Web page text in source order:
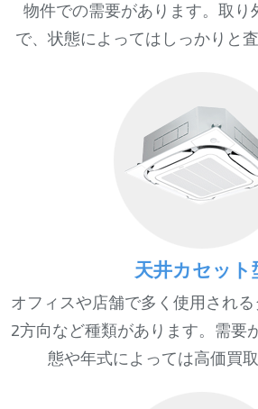
物件での需要があります。取り
で、状態によってはしっかりと
天井カセット
オフィスや店舗で多く使用される
2方向など種類があります。需要
態や年式によっては高価買取